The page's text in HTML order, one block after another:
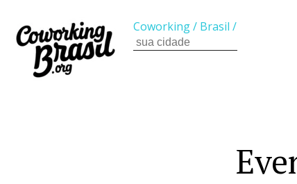
Coworking/ Brasil /